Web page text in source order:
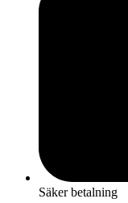
Säker betalning